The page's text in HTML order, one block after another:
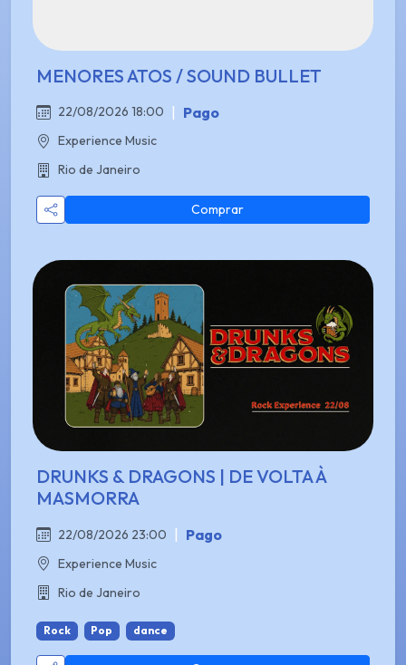
MENORES ATOS / SOUND BULLET
22/08/2026 18:00 | Pago
Experience Music
Rio de Janeiro
Comprar
DRUNKS & DRAGONS | DE VOLTA À
MASMORRA
22/08/2026 23:00 Pago
Experience Music
Rio de Janeiro
Rock Pop dance